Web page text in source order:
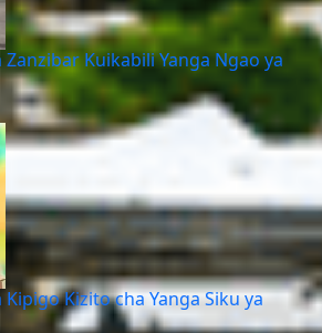
Zanzibar Kuikabili Yanga Ngao ya
Kizito cha Yanga Siku ya